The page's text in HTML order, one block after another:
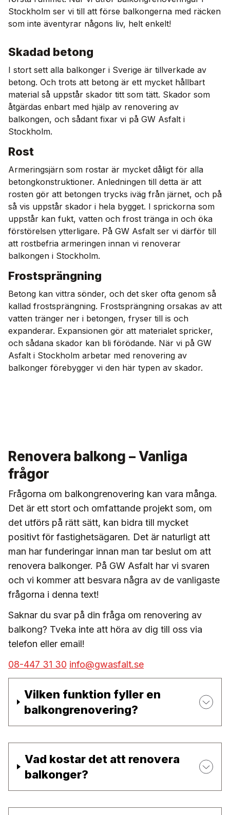
Stockholm ser vi till att förse balkongerna med räcken
som inte äventyrar någons liv, helt enkelt!
Skadad betong
I stort sett alla balkonger i Sverige är tillverkade av
betong. Och trots att betong är ett mycket hållbart
material så uppstår skador titt som tätt. Skador som
åtgärdas enbart med hjälp av renovering av
balkongen, och sådant fixar vi på GW Asfalt i
Stockholm.
Rost
Armeringsjärn som rostar är mycket dåligt för alla
betongkonstruktioner. Anledningen till detta är att
rosten gör att betongen trycks iväg från järnet, och på
så vis uppstår skador i hela bygget. I sprickorna som
uppstår kan fukt, vatten och frost tränga in och öka
förstörelsen ytterligare. På GW Asfalt ser vi därför till
att rostbefria armeringen innan vi renoverar
balkongen i Stockholm.
Frostsprängning
Betong kan vittra sönder, och det sker ofta genom så
kallad frostsprängning. Frostsprängning orsakas av att
vatten tränger ner i betongen, fryser till is och
expanderar. Expansionen gör att materialet spricker,
och sådana skador kan bli förödande. När vi på GW
Asfalt i Stockholm arbetar med renovering av
balkonger förebygger vi den här typen av skador.
Renovera balkong – Vanliga
frågor
Frågorna om balkongrenovering kan vara många.
Det är ett stort och omfattande projekt som, om
det utförs på rätt sätt, kan bidra till mycket
positivt för fastighetsägaren. Det är naturligt att
man har funderingar innan man tar beslut om att
renovera balkonger. På GW Asfalt har vi svaren
och vi kommer att besvara några av de vanligaste
frågorna i denna text!
Saknar du svar på din fråga om renovering av
balkong? Tveka inte att höra av dig till oss via
telefon eller email!
08-447 31 30 info@gwasfalt.se
Vilken funktion fyller en
balkongrenovering?
Vad kostar det att renovera
balkonger?